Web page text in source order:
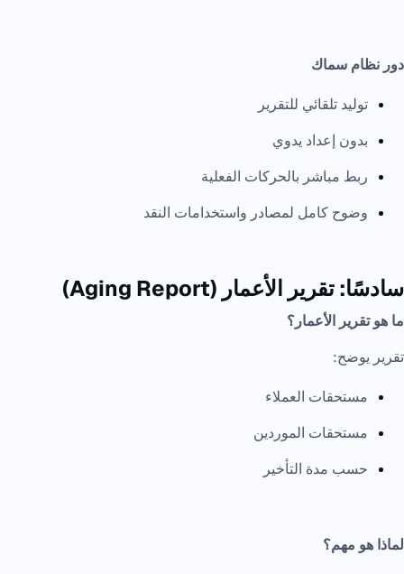
دور نظام سماك
توليد تلقائي للتقرير
بدون إعداد يدوي
ربط مباشر بالحركات الفعلية
وضوح كامل لمصادر واستخدامات النقد
سادسًا: تقرير الأعمار (Aging Report)
ما هو تقرير الأعمار؟
تقرير يوضح:
مستحقات العملاء
مستحقات الموردين
حسب مدة التأخير
لماذا هو مهم؟